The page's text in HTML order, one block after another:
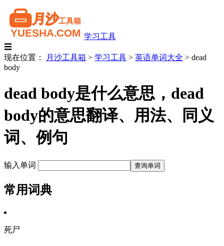
学习工具
☰
现在位置：
月沙工具箱 > 学习工具 > 英语单词大全 > dead
body
dead body是什么意思，dead
body的意思翻译、用法、同义
词、例句
输入单词
常用词典
死尸